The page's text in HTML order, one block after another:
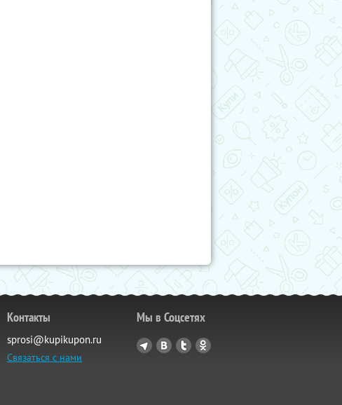
Контакты
sprosi@kupikupon.ru
Связаться с нами
Мы в Соцсетях